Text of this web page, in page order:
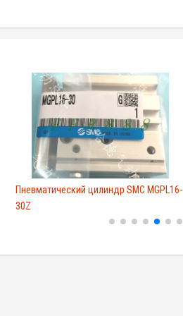
Пневматический цилиндр SMC MGPL16-
30Z